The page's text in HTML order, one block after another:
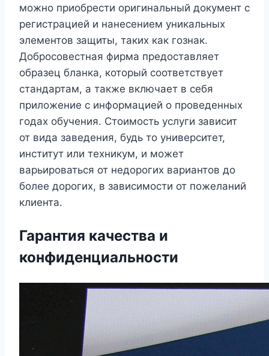
можно приобрести оригинальный документ с
регистрацией и нанесением уникальных
элементов защиты, таких как гознак.
Добросовестная фирма предоставляет
образец бланка, который соответствует
стандартам, а также включает в себя
приложение с информацией о проведенных
годах обучения. Стоимость услуги зависит
от вида заведения, будь то университет,
институт или техникум, и может
варьироваться от недорогих вариантов до
более дорогих, в зависимости от пожеланий
клиента.
Гарантия качества и
конфиденциальности